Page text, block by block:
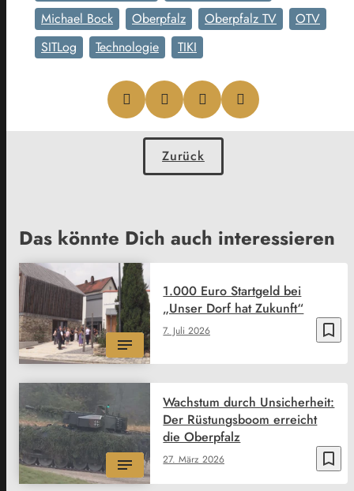
Michael Bock
Oberpfalz Oberpfalz TV
OTV
SITLog
Technologie TIKI
Zurück
Das könnte Dich auch interessieren
bookmark_border
7. Juli 2026
1.000 Euro Startgeld bei
„Unser Dorf hat Zukunft“
bookmark_border
27. März 2026
Wachstum durch Unsicherheit:
Der Rüstungsboom erreicht
die Oberpfalz